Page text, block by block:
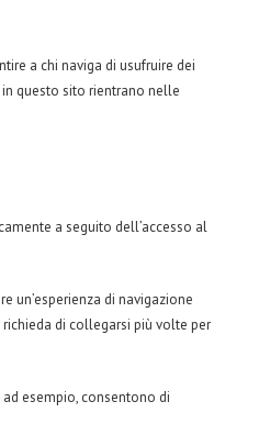
a chi naviga di usufruire dei
questo sito rientrano nelle
a seguito dell’accesso al
un’esperienza di navigazione
di collegarsi più volte per
esempio, consentono di